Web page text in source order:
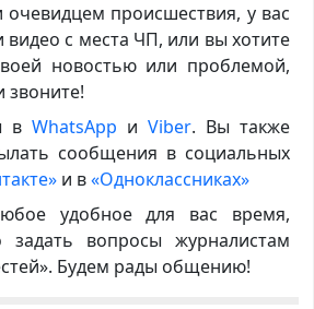
очевидцем происшествия, у вас
видео с места ЧП, или вы хотите
новостью или проблемой,
в WhatsApp иViber. Вы также
сообщения в социальных
и в«Одноклассниках»
удобное для вас время,
вопросы журналистам
Будем рады общению!